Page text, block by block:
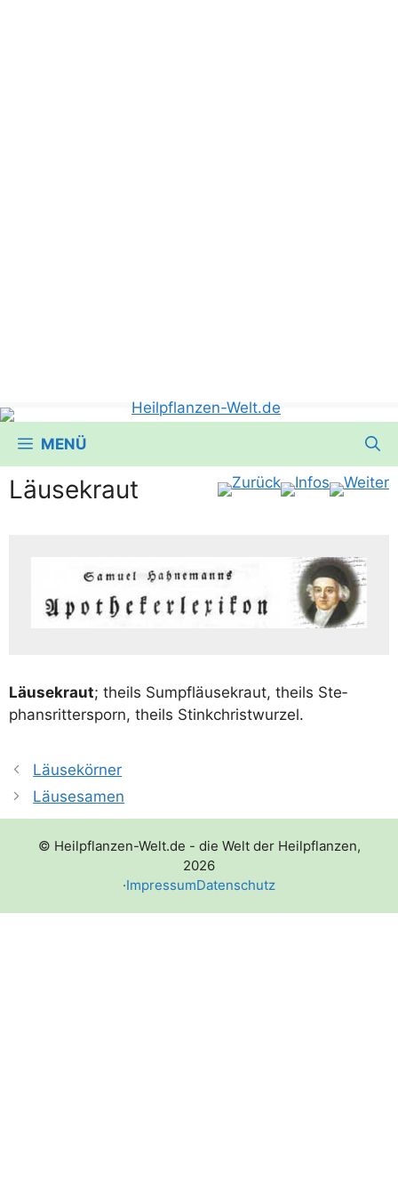
MENÜ
Läusekraut
Läu­se­kraut; theils Sumpf­läu­se­kraut, theils Ste­
phans­rit­ter­sporn, theils Stinkchristwurzel.
Läusekörner
Läusesamen
© Heilpflanzen-Welt.de - die Welt der Heilpflanzen,
2026
·ImpressumDatenschutz